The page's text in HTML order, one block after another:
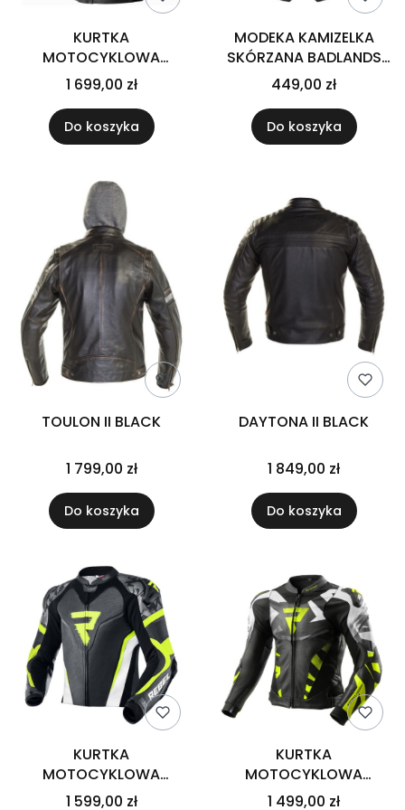
KURTKA
MOTOCYKLOWA
SKÓRZANA RST
TRACTECH EVO D3O
BLACK BLUE
1 699,00 zł
Do koszyka
MODEKA KAMIZELKA
SKÓRZANA BADLANDS
BLACK
449,00 zł
Do koszyka
TOULON II BLACK
1 799,00 zł
Do koszyka
DAYTONA II BLACK
1 849,00 zł
Do koszyka
KURTKA
MOTOCYKLOWA
SKÓRZANA REBELHORN
1 599,00 zł
KURTKA
MOTOCYKLOWA
SKÓRZANA REBELHORN
1 499,00 zł